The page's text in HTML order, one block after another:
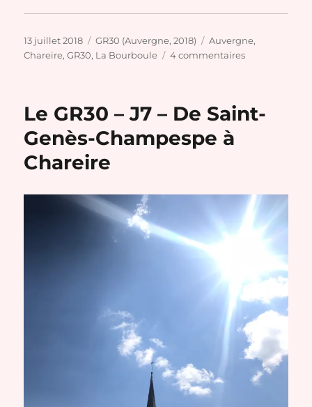
Publié
le
13 juillet 2018 Catégories
GR30 (Auvergne, 2018) Étiquettes
Auvergne,
Chareire,GR30, La Bourboule 4 commentairessur
J8
Bourboule
Le GR30 – J7 – De Saint-
Genès-Champespe à
Chareire